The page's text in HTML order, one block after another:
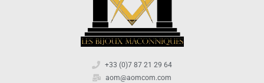
+33 (0)7 87 21 29 64
aom@aomcom.com